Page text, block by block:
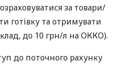
за товари/
готівку та отримувати
до 10 грн/л на ОККО).
до поточного рахунку